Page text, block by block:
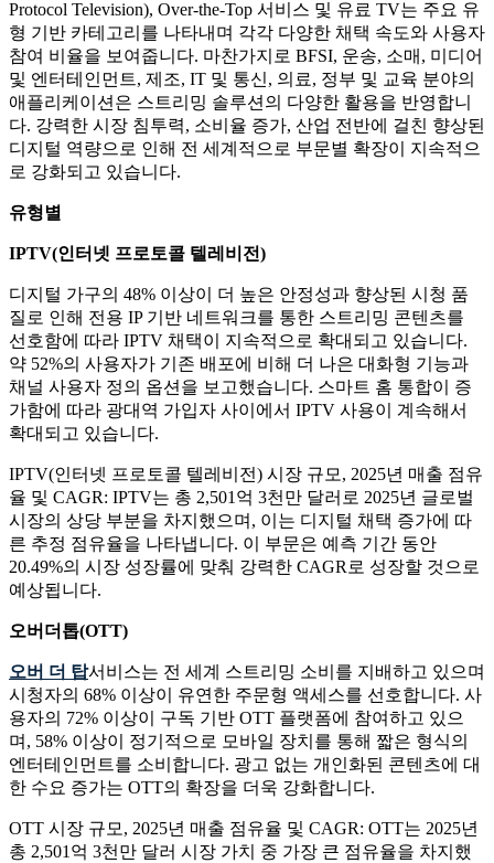
Protocol Television), Over-the-Top 서비스 및 유료 TV는 주요 유
형 기반 카테고리를 나타내며 각각 다양한 채택 속도와 사용자
참여 비율을 보여줍니다. 마찬가지로 BFSI, 운송, 소매, 미디어
및 엔터테인먼트, 제조, IT 및 통신, 의료, 정부 및 교육 분야의
애플리케이션은 스트리밍 솔루션의 다양한 활용을 반영합니
다. 강력한 시장 침투력, 소비율 증가, 산업 전반에 걸친 향상된
디지털 역량으로 인해 전 세계적으로 부문별 확장이 지속적으
로 강화되고 있습니다.
유형별
IPTV(인터넷 프로토콜 텔레비전)
디지털 가구의 48% 이상이 더 높은 안정성과 향상된 시청 품
질로 인해 전용 IP 기반 네트워크를 통한 스트리밍 콘텐츠를
선호함에 따라 IPTV 채택이 지속적으로 확대되고 있습니다.
약 52%의 사용자가 기존 배포에 비해 더 나은 대화형 기능과
채널 사용자 정의 옵션을 보고했습니다. 스마트 홈 통합이 증
가함에 따라 광대역 가입자 사이에서 IPTV 사용이 계속해서
확대되고 있습니다.
IPTV(인터넷 프로토콜 텔레비전) 시장 규모, 2025년 매출 점유
율 및 CAGR: IPTV는 총 2,501억 3천만 달러로 2025년 글로벌
시장의 상당 부분을 차지했으며, 이는 디지털 채택 증가에 따
른 추정 점유율을 나타냅니다. 이 부문은 예측 기간 동안
20.49%의 시장 성장률에 맞춰 강력한 CAGR로 성장할 것으로
예상됩니다.
오버더톱(OTT)
오버 더 탑서비스는 전 세계 스트리밍 소비를 지배하고 있으며
시청자의 68% 이상이 유연한 주문형 액세스를 선호합니다. 사
용자의 72% 이상이 구독 기반 OTT 플랫폼에 참여하고 있으
며, 58% 이상이 정기적으로 모바일 장치를 통해 짧은 형식의
엔터테인먼트를 소비합니다. 광고 없는 개인화된 콘텐츠에 대
한 수요 증가는 OTT의 확장을 더욱 강화합니다.
OTT 시장 규모, 2025년 매출 점유율 및 CAGR: OTT는 2025년
총 2,501억 3천만 달러 시장 가치 중 가장 큰 점유율을 차지했